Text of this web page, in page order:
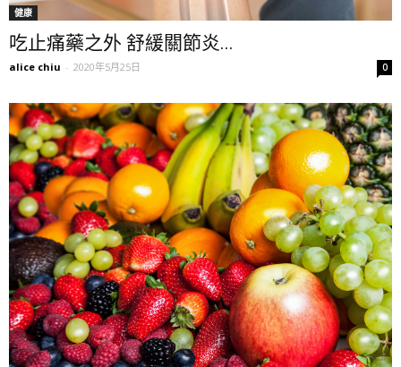
健康
吃止痛藥之外 舒緩關節炎...
alice chiu - 2020年5月25日 0